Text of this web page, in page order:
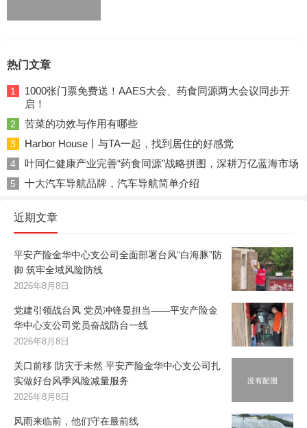
热门文章
1
1000张门票免费送！AAES大会、药食同源两大会议同步开
启！
2 苦菜的功效与作用有哪些
3 Harbor House丨与TA一起，找到居住的好感觉
4 叶同仁健康产业完善“药食同源”战略拼图，深耕万亿蓝海市场
5 十大汽车导航品牌，汽车导航简单介绍
近期文章
平安产险金华中心支公司全面部署台风“白海豚”防
御 筑牢全域风险防线
2026年8月8日
党建引领战台风 党员冲锋显担当——平安产险金
华中心支公司党员奋战防台一线
2026年8月8日
关口前移 防灾于未然 平安产险金华中心支公司扎
实做好台风季风险减量服务
2026年8月8日
风雨来临前，他们守在最前线